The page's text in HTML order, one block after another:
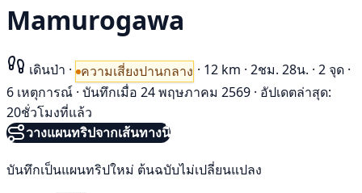
Mamurogawa
เดินป่า · ความเสี่ยงปานกลาง · 12 km · 2ชม. 28น. · 2 จุด ·
6 เหตุการณ์ · บันทึกเมื่อ 24 พฤษภาคม 2569 · อัปเดตล่าสุด:
20ชั่วโมงที่แล้ว
วางแผนทริปจากเส้นทางนี้
บันทึกเป็นแผนทริปใหม่ ต้นฉบับไม่เปลี่ยนแปลง